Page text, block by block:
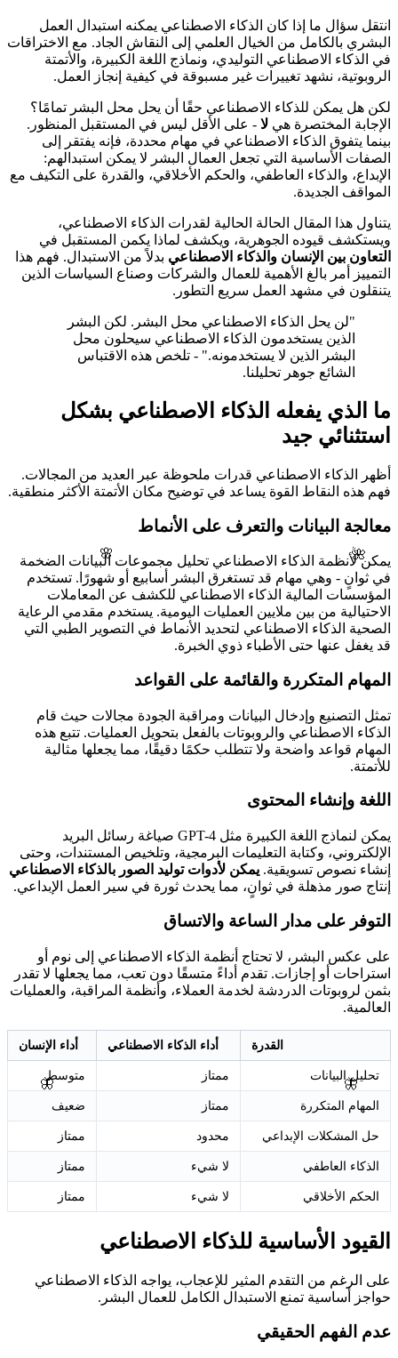
🦋
🌸
🦋
🌺
انتقل سؤال ما إذا كان الذكاء الاصطناعي يمكنه استبدال العمل
البشري بالكامل من الخيال العلمي إلى النقاش الجاد. مع الاختراقات
في الذكاء الاصطناعي التوليدي، ونماذج اللغة الكبيرة، والأتمتة
الروبوتية، نشهد تغييرات غير مسبوقة في كيفية إنجاز العمل.
لكن هل يمكن للذكاء الاصطناعي حقًا أن يحل محل البشر تمامًا؟
الإجابة المختصرة هي لا - على الأقل ليس في المستقبل المنظور.
بينما يتفوق الذكاء الاصطناعي في مهام محددة، فإنه يفتقر إلى
الصفات الأساسية التي تجعل العمال البشر لا يمكن استبدالهم:
الإبداع، والذكاء العاطفي، والحكم الأخلاقي، والقدرة على التكيف مع
المواقف الجديدة.
يتناول هذا المقال الحالة الحالية لقدرات الذكاء الاصطناعي،
ويستكشف قيوده الجوهرية، ويكشف لماذا يكمن المستقبل في
التعاون بين الإنسان والذكاء الاصطناعي بدلاً من الاستبدال. فهم هذا
التمييز أمر بالغ الأهمية للعمال والشركات وصناع السياسات الذين
يتنقلون في مشهد العمل سريع التطور.
"لن يحل الذكاء الاصطناعي محل البشر. لكن البشر
الذين يستخدمون الذكاء الاصطناعي سيحلون محل
البشر الذين لا يستخدمونه." - تلخص هذه الاقتباس
الشائع جوهر تحليلنا.
ما الذي يفعله الذكاء الاصطناعي بشكل
استثنائي جيد
أظهر الذكاء الاصطناعي قدرات ملحوظة عبر العديد من المجالات.
فهم هذه النقاط القوة يساعد في توضيح مكان الأتمتة الأكثر منطقية.
معالجة البيانات والتعرف على الأنماط
يمكن لأنظمة الذكاء الاصطناعي تحليل مجموعات البيانات الضخمة
في ثوانٍ - وهي مهام قد تستغرق البشر أسابيع أو شهورًا. تستخدم
المؤسسات المالية الذكاء الاصطناعي للكشف عن المعاملات
الاحتيالية من بين ملايين العمليات اليومية. يستخدم مقدمي الرعاية
الصحية الذكاء الاصطناعي لتحديد الأنماط في التصوير الطبي التي
قد يغفل عنها حتى الأطباء ذوي الخبرة.
المهام المتكررة والقائمة على القواعد
تمثل التصنيع وإدخال البيانات ومراقبة الجودة مجالات حيث قام
الذكاء الاصطناعي والروبوتات بالفعل بتحويل العمليات. تتبع هذه
المهام قواعد واضحة ولا تتطلب حكمًا دقيقًا، مما يجعلها مثالية
للأتمتة.
اللغة وإنشاء المحتوى
يمكن لنماذج اللغة الكبيرة مثل GPT-4 صياغة رسائل البريد
الإلكتروني، وكتابة التعليمات البرمجية، وتلخيص المستندات، وحتى
إنشاء نصوص تسويقية. يمكن لأدوات توليد الصور بالذكاء الاصطناعي
إنتاج صور مذهلة في ثوانٍ، مما يحدث ثورة في سير العمل الإبداعي.
التوفر على مدار الساعة والاتساق
على عكس البشر، لا تحتاج أنظمة الذكاء الاصطناعي إلى نوم أو
استراحات أو إجازات. تقدم أداءً متسقًا دون تعب، مما يجعلها لا تقدر
بثمن لروبوتات الدردشة لخدمة العملاء، وأنظمة المراقبة، والعمليات
العالمية.
القدرة أداء الذكاء الاصطناعي أداء الإنسان
تحليل البيانات ممتاز متوسط
المهام المتكررة ممتاز ضعيف
حل المشكلات الإبداعي محدود ممتاز
الذكاء العاطفي لا شيء ممتاز
الحكم الأخلاقي لا شيء ممتاز
القيود الأساسية للذكاء الاصطناعي
على الرغم من التقدم المثير للإعجاب، يواجه الذكاء الاصطناعي
حواجز أساسية تمنع الاستبدال الكامل للعمال البشر.
عدم الفهم الحقيقي